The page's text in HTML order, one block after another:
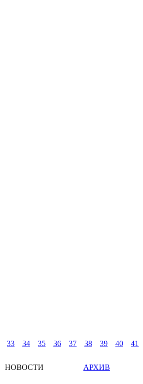
33 34 35 36 37 38 39 40
41
НОВОСТИ
АРХИВ